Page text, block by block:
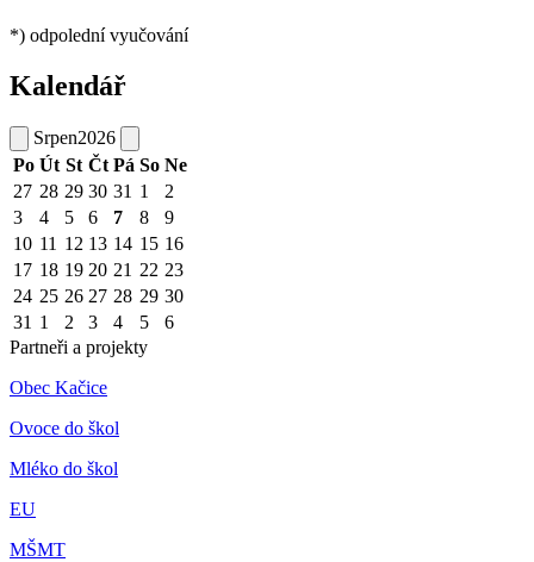
*) odpolední vyučování
Kalendář
Srpen2026
Po Út St Čt Pá So Ne
27 28 29 30 31 1
2
3
4 5 6 7 8
9
10 11 12 13 14 15 16
17 18 19 20 21 22 23
24 25 26 27 28 29 30
31 1 2 3 4 5
6
Partneři a projekty
Obec Kačice
Ovoce do škol
Mléko do škol
EU
MŠMT